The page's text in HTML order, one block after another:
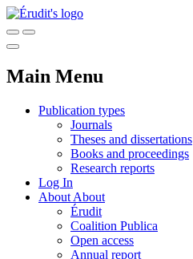
Main Menu
Publication types
Journals
Theses and dissertations
Books and proceedings
Research reports
Log In
About About
Érudit
Coalition Publica
Open access
Annual report